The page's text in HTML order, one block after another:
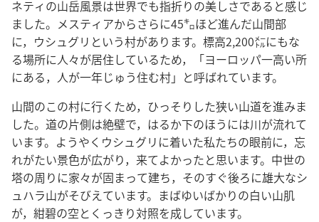
ネティの山岳風景は世界でも指折りの美しさであると感じ
ました。メスティアからさらに45㌔ほど進んだ山間部
に，ウシュグリという村があります。標高2,200㍍にもな
る場所に人々が居住しているため，「ヨーロッパ一高い所
にある，人が一年じゅう住む村」と呼ばれています。
山間のこの村に行くため，ひっそりした狭い山道を進みま
した。道の片側は絶壁で，はるか下のほうには川が流れて
います。ようやくウシュグリに着いた私たちの眼前に，忘
れがたい景色が広がり，来てよかったと思います。中世の
塔の周りに家々が固まって建ち，そのすぐ後ろに雄大なシ
ュハラ山がそびえています。まばゆいばかりの白い山肌
が，紺碧の空とくっきり対照を成しています。